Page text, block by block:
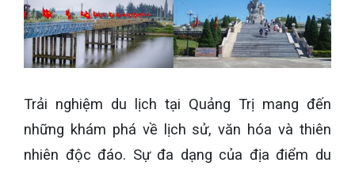
Trải nghiệm du lịch tại Quảng Trị mang đến
những khám phá về lịch sử, văn hóa và thiên
nhiên độc đáo. Sự đa dạng của địa điểm du